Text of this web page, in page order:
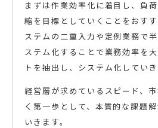
まずは作業効率化に着目し、負
縮を目標としていくことをおす
ステムの二重入力や定例業務で
ステム化することで業務効率を
トを抽出し、システム化していき
経営層が求めているスピード、
く第一歩として、本質的な課題
いきます。